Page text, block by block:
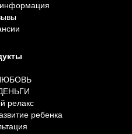
информация
релакс
ребенка